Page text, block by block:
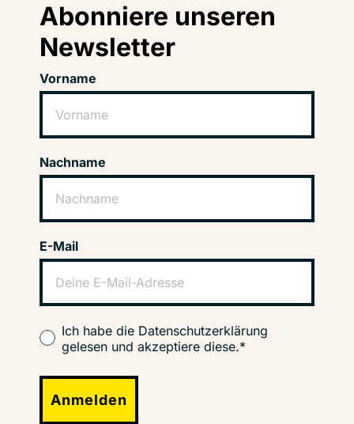
Abonniere unseren
Newsletter
Vorname
Nachname
E-Mail
Ich habe die Datenschutzerklärung
gelesen und akzeptiere diese.*
Anmelden